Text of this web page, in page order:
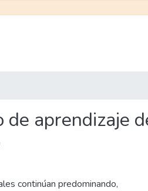
aprendizaje
continúan predominando,